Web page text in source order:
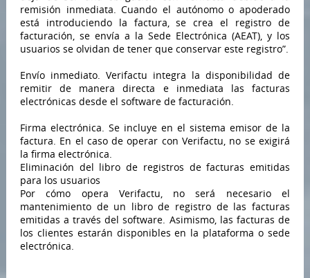
remisión inmediata. Cuando el autónomo o apoderado
está introduciendo la factura, se crea el registro de
facturación, se envía a la Sede Electrónica (AEAT), y los
usuarios se olvidan de tener que conservar este registro”.
Envío inmediato. Verifactu integra la disponibilidad de
remitir de manera directa e inmediata las facturas
electrónicas desde el software de facturación.
Firma electrónica. Se incluye en el sistema emisor de la
factura. En el caso de operar con Verifactu, no se exigirá
la firma electrónica.
Eliminación del libro de registros de facturas emitidas
para los usuarios
Por cómo opera Verifactu, no será necesario el
mantenimiento de un libro de registro de las facturas
emitidas a través del software. Asimismo, las facturas de
los clientes estarán disponibles en la plataforma o sede
electrónica.